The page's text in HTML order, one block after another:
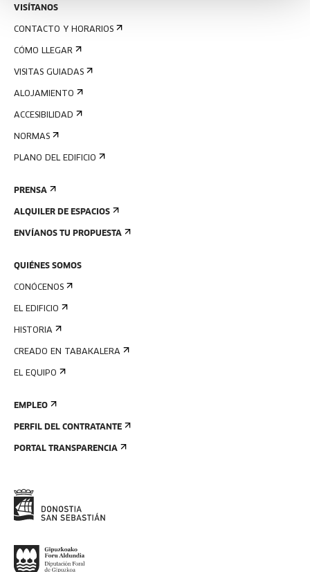
VISÍTANOS
CONTACTO Y HORARIOS
CÓMO LLEGAR
VISITAS GUIADAS
ALOJAMIENTO
ACCESIBILIDAD
NORMAS
PLANO DEL EDIFICIO
PRENSA
ALQUILER DE ESPACIOS
ENVÍANOS TU PROPUESTA
QUIÉNES SOMOS
CONÓCENOS
EL EDIFICIO
HISTORIA
CREADO EN TABAKALERA
EL EQUIPO
EMPLEO
PERFIL DEL CONTRATANTE
PORTAL TRANSPARENCIA